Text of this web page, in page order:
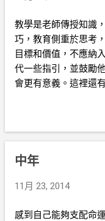
教學是老師傳授知識
巧，教育側重於思考
目標和價值，不應納
代一些指引，並鼓勵
會更有意義。這裡還
中年
11月 23, 2014
感到自己能夠支配命